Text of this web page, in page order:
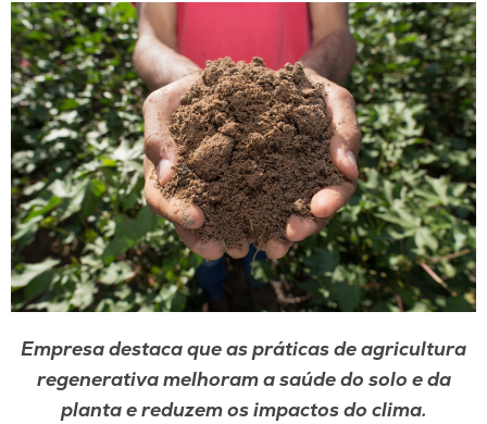
Empresa destaca que as práticas de agricultura
regenerativa melhoram a saúde do solo e da
planta e reduzem os impactos do clima.